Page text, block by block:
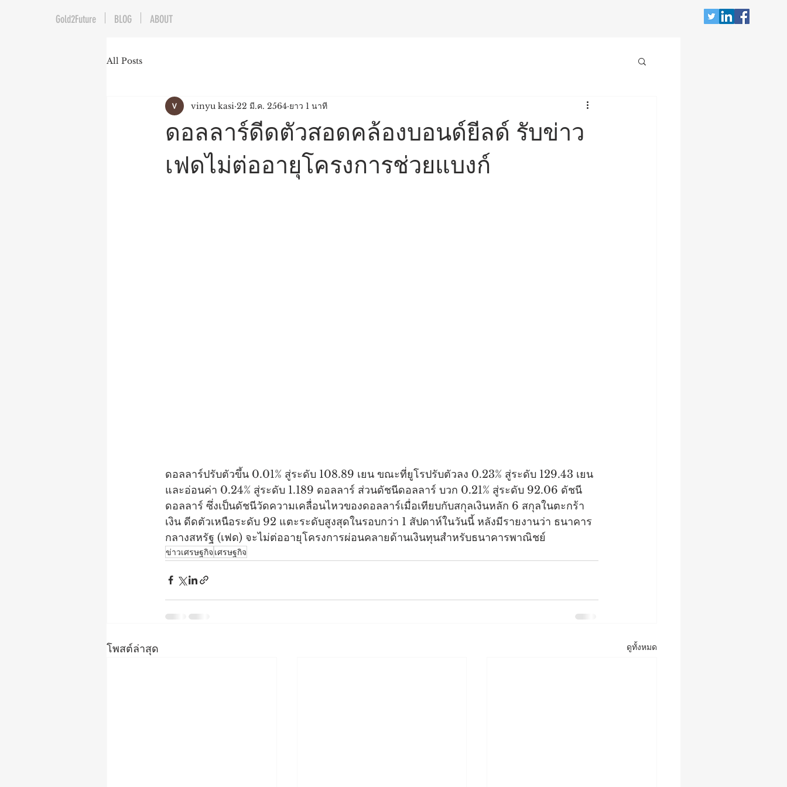
All Posts
ดอลลาร์ดีดตัวสอดคล้องบอนด์ยีลด์ รับข่าว
เฟดไม่ต่ออายุโครงการช่วยแบงก์
vinyu kasi 22 มี.ค. 2564 ยาว 1 นาที
ดอลลาร์ปรับตัวขึ้น 0.01% สู่ระดับ 108.89 เยน ขณะที่ยูโรปรับตัวลง 0.23% สู่ระดับ 129.43 เยน
และอ่อนค่า 0.24% สู่ระดับ 1.189 ดอลลาร์ ส่วนดัชนีดอลลาร์ บวก 0.21% สู่ระดับ 92.06 ดัชนี
ดอลลาร์ ซึ่งเป็นดัชนีวัดความเคลื่อนไหวของดอลลาร์เมื่อเทียบกับสกุลเงินหลัก 6 สกุลในตะกร้า
เงิน ดีดตัวเหนือระดับ 92 แตะระดับสูงสุดในรอบกว่า 1 สัปดาห์ในวันนี้ หลังมีรายงานว่า ธนาคาร
กลางสหรัฐ (เฟด) จะไม่ต่ออายุโครงการผ่อนคลายด้านเงินทุนสำหรับธนาคารพาณิชย์
ข่าวเศรษฐกิจ เศรษฐกิจ
โพสต์ล่าสุด ดูทั้งหมด
Gold2Future BLOG ABOUT